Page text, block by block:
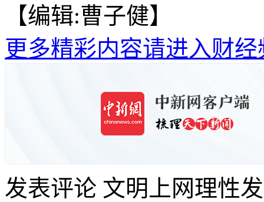
【编辑:曹子健】
更多精彩内容请进入财经
发表评论 文明上网理性